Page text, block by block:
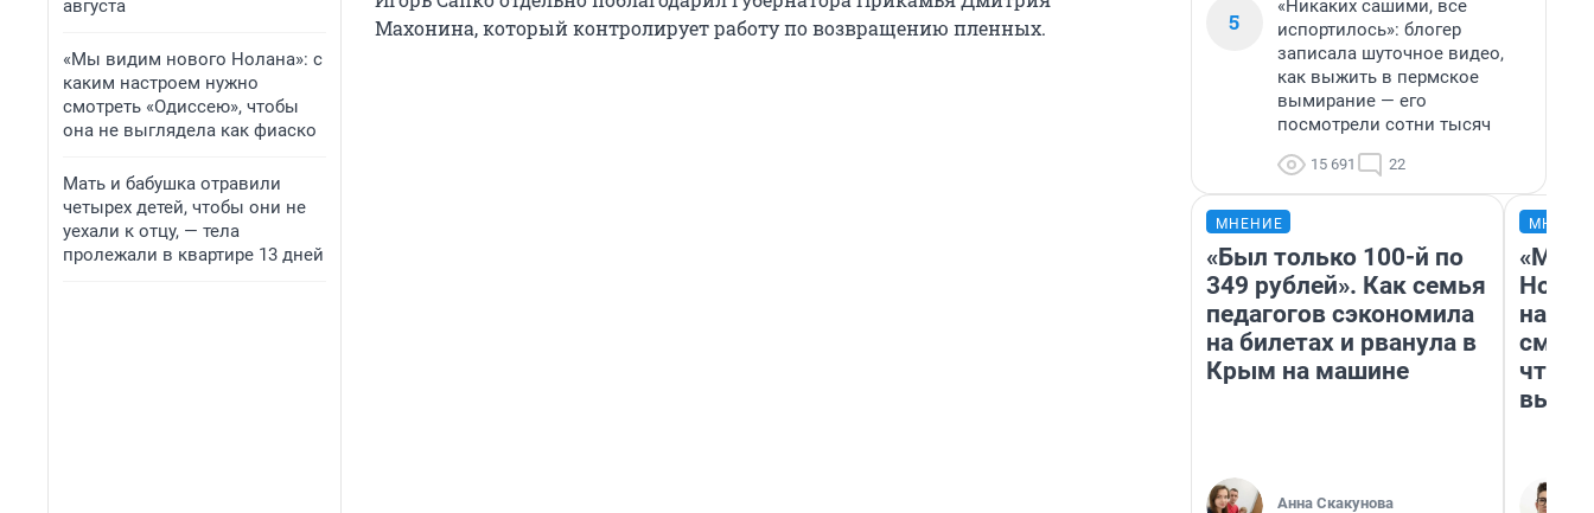
августа
«Мы видим нового Нолана»: с
каким настроем нужно
смотреть «Одиссею», чтобы
она не выглядела как фиаско
Мать и бабушка отравили
четырех детей, чтобы они не
уехали к отцу, — тела
пролежали в квартире 13 дней
Махонина, который контролирует работу по возвращению пленных.
5
«Никаких сашими, все
испортилось»: блогер
записала шуточное видео,
как выжить в пермское
вымирание — его
посмотрели сотни тысяч
15 691 22
МНЕНИЕ
«Был только 100-й по
349 рублей». Как семья
педагогов сэкономила
на билетах и рванула в
Крым на машине
Анна Скакунова
«Мы